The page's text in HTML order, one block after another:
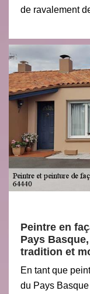
de ravalement
Peintre en
Pays
tradition et
En tant que
du Pays